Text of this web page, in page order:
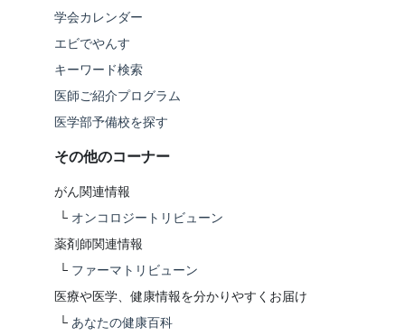
学会カレンダー
エビでやんす
キーワード検索
医師ご紹介プログラム
医学部予備校を探す
その他のコーナー
がん関連情報
└ オンコロジートリビューン
薬剤師関連情報
└ ファーマトリビューン
医療や医学、健康情報を分かりやすくお届け
└ あなたの健康百科